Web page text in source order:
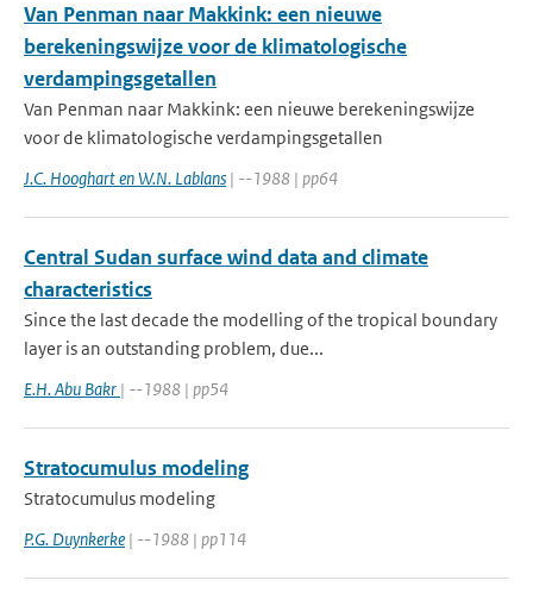
Van Penman naar Makkink: een nieuwe
berekeningswijze voor de klimatologische
verdampingsgetallen
Van Penman naar Makkink: een nieuwe berekeningswijze
voor de klimatologische verdampingsgetallen
J.C. Hooghart en W.N. Lablans | --1988 | pp64
Central Sudan surface wind data and climate
characteristics
Since the last decade the modelling of the tropical boundary
layer is an outstanding problem, due...
E.H. Abu Bakr | --1988 | pp54
Stratocumulus modeling
Stratocumulus modeling
P.G. Duynkerke | --1988 | pp114